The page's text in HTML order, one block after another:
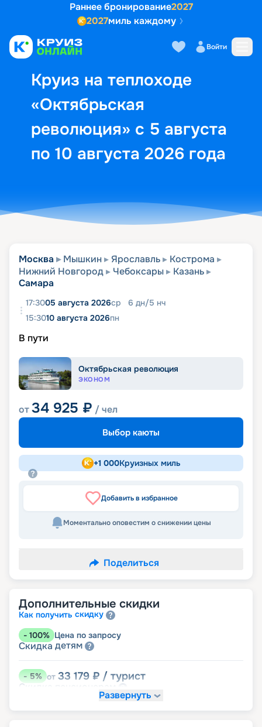
Раннее бронирование2027
2027миль каждому
Войти
Круиз на теплоходе
«Октябрьская
революция» с 5 августа
по 10 августа 2026 года
Выбор кают Маршрут и
Москва Мышкин Ярославль
Кострома
Нижний Новгород
Чебоксары
Казань
Самара
17:3005 августа 2026ср 6 дн/5 нч
15:3010 августа 2026пн
В пути
Октябрьская революция
ЭКОНОМ
от34 925 ₽ / чел
Выбор каюты
+1 000Круизных миль
Добавить в избранное
Моментально оповестим о снижении цены
Поделиться
Дополнительные скидки
Как получить скидку
- 100% Цена по запросу
Скидка детям
-5% от 33 179 ₽ / турист
Скидка
Развернуть